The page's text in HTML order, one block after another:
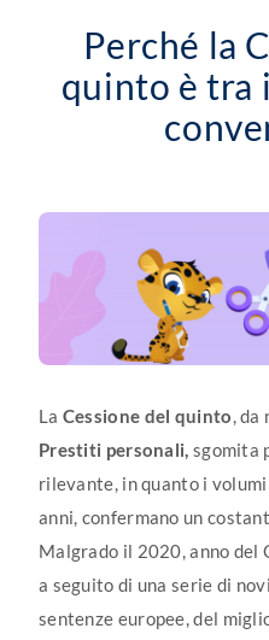
Perché la
quinto è tra
La Cessione del quinto, da
Prestiti personali, sgomita
rilevante, in quanto i
anni, confermano un
Malgrado il 2020, anno del
a seguito di una serie di
sentenze europee, del